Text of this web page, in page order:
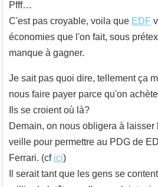
Pfff…
C'est pas croyable, voila que EDF
économies que l'on fait, sous
manque à gagner.
Je sait pas quoi dire, tellement ça
nous faire payer parce qu'on
Ils se croient où là?
Demain, on nous obligera à laisser
veille pour permettre au PDG de
Ferrari. (cf ici)
Il serait tant que les gens se